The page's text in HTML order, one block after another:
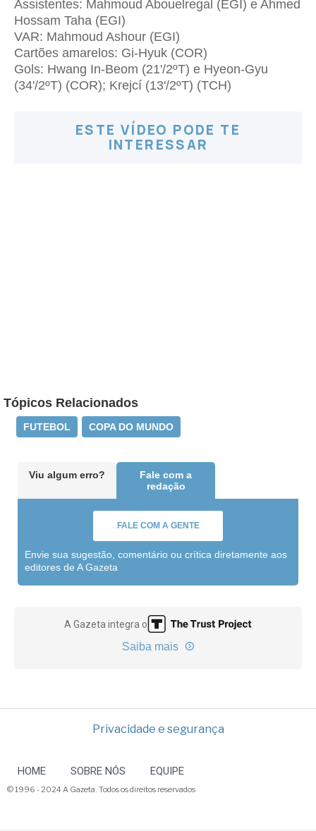
Assistentes: Mahmoud Abouelregal (EGI) e Ahmed
Hossam Taha (EGI)
VAR: Mahmoud Ashour (EGI)
Cartões amarelos: Gi-Hyuk (COR)
Gols: Hwang In-Beom (21'/2ºT) e Hyeon-Gyu
(34'/2ºT) (COR); Krejcí (13'/2ºT) (TCH)
ESTE VÍDEO PODE TE
INTERESSAR
Tópicos Relacionados
FUTEBOL COPA DO MUNDO
Viu algum erro?
Fale com a
redação
FALE COM A GENTE
Envie sua sugestão, comentário ou crítica diretamente aos
editores de A Gazeta
A Gazeta integra o
Saiba mais
Privacidade e segurança
HOME SOBRE NÓS EQUIPE
© 1996 - 2024 A Gazeta. Todos os direitos reservados